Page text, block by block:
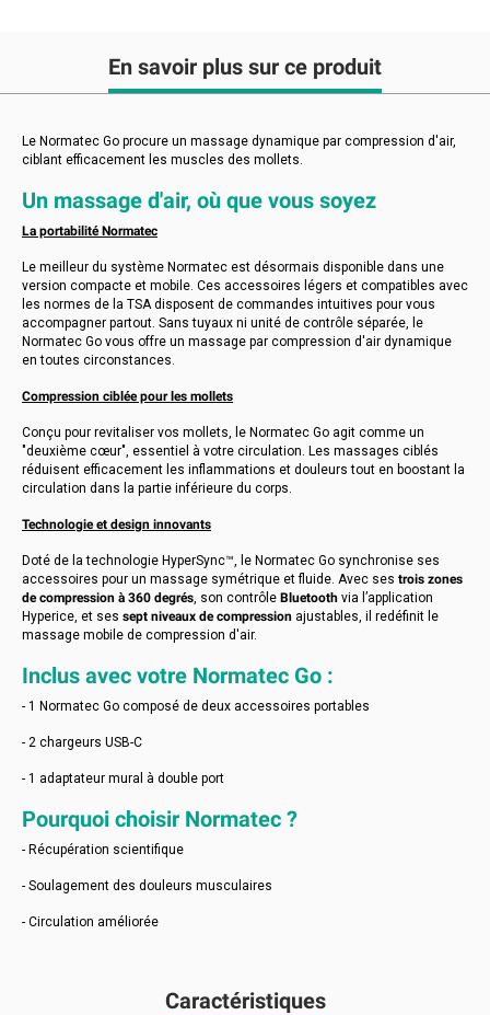
En savoir plus sur ce produit
Le Normatec Go procure un massage dynamique par compression d'air,
ciblant efficacement les muscles des mollets.
Un massage d'air, où que vous soyez
La portabilité Normatec
Le meilleur du système Normatec est désormais disponible dans une
version compacte et mobile. Ces accessoires légers et compatibles avec
les normes de la TSA disposent de commandes intuitives pour vous
accompagner partout. Sans tuyaux ni unité de contrôle séparée, le
Normatec Go vous offre un massage par compression d'air dynamique
en toutes circonstances.
Compression ciblée pour les mollets
Conçu pour revitaliser vos mollets, le Normatec Go agit comme un
"deuxième cœur", essentiel à votre circulation. Les massages ciblés
réduisent efficacement les inflammations et douleurs tout en boostant la
circulation dans la partie inférieure du corps.
Technologie et design innovants
Doté de la technologie HyperSync™, le Normatec Go synchronise ses
accessoires pour un massage symétrique et fluide. Avec ses trois zones
de compression à 360 degrés, son contrôle Bluetooth via l’application
Hyperice, et ses sept niveaux de compression ajustables, il redéfinit le
massage mobile de compression d'air.
Inclus avec votre Normatec Go :
- 1 Normatec Go composé de deux accessoires portables
- 2 chargeurs USB-C
- 1 adaptateur mural à double port
Pourquoi choisir Normatec ?
- Récupération scientifique
- Soulagement des douleurs musculaires
- Circulation améliorée
Caractéristiques